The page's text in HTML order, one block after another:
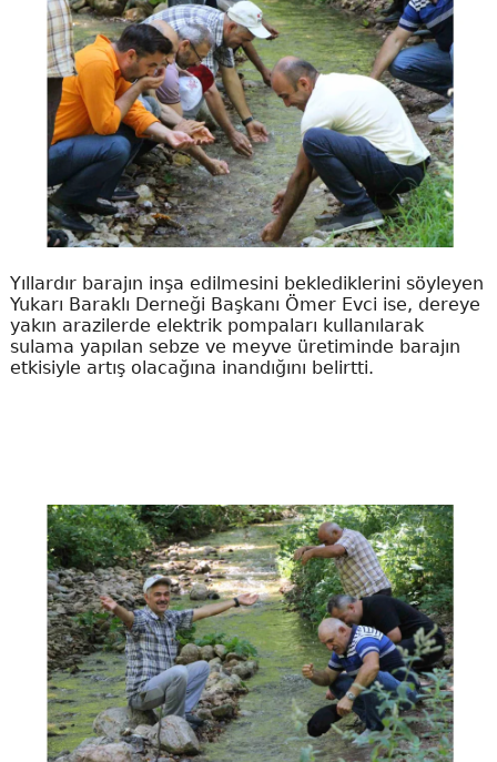
Yıllardır barajın inşa edilmesini beklediklerini söyleyen
Yukarı Baraklı Derneği Başkanı Ömer Evci ise, dereye
yakın arazilerde elektrik pompaları kullanılarak
sulama yapılan sebze ve meyve üretiminde barajın
etkisiyle artış olacağına inandığını belirtti.